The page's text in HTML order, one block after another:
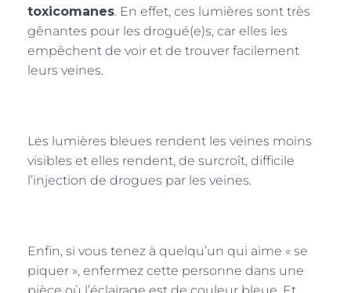
toxicomanes. En effet, ces lumières sont très
gênantes pour les drogué(e)s, car elles les
empêchent de voir et de trouver facilement
leurs veines.
Les lumières bleues rendent les veines moins
visibles et elles rendent, de surcroît, difficile
l’injection de drogues par les veines.
Enfin, si vous tenez à quelqu’un qui aime « se
piquer », enfermez cette personne dans une
pièce où l’éclairage est de couleur bleue. Et